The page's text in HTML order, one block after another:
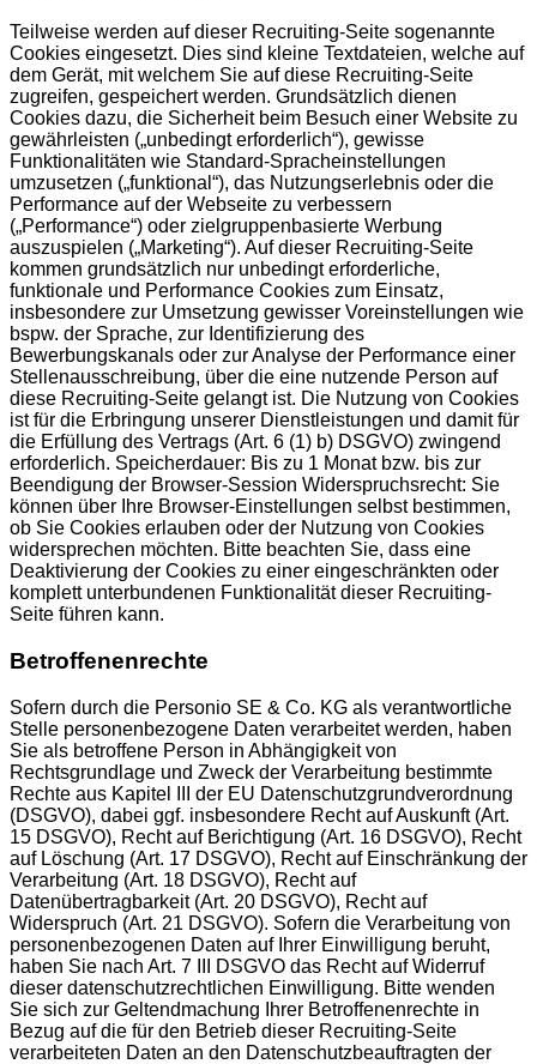
Teilweise werden auf dieser Recruiting-Seite sogenannte
Cookies eingesetzt. Dies sind kleine Textdateien, welche auf
dem Gerät, mit welchem Sie auf diese Recruiting-Seite
zugreifen, gespeichert werden. Grundsätzlich dienen
Cookies dazu, die Sicherheit beim Besuch einer Website zu
gewährleisten („unbedingt erforderlich“), gewisse
Funktionalitäten wie Standard-Spracheinstellungen
umzusetzen („funktional“), das Nutzungserlebnis oder die
Performance auf der Webseite zu verbessern
(„Performance“) oder zielgruppenbasierte Werbung
auszuspielen („Marketing“). Auf dieser Recruiting-Seite
kommen grundsätzlich nur unbedingt erforderliche,
funktionale und Performance Cookies zum Einsatz,
insbesondere zur Umsetzung gewisser Voreinstellungen wie
bspw. der Sprache, zur Identifizierung des
Bewerbungskanals oder zur Analyse der Performance einer
Stellenausschreibung, über die eine nutzende Person auf
diese Recruiting-Seite gelangt ist. Die Nutzung von Cookies
ist für die Erbringung unserer Dienstleistungen und damit für
die Erfüllung des Vertrags (Art. 6 (1) b) DSGVO) zwingend
erforderlich. Speicherdauer: Bis zu 1 Monat bzw. bis zur
Beendigung der Browser-Session Widerspruchsrecht: Sie
können über Ihre Browser-Einstellungen selbst bestimmen,
ob Sie Cookies erlauben oder der Nutzung von Cookies
widersprechen möchten. Bitte beachten Sie, dass eine
Deaktivierung der Cookies zu einer eingeschränkten oder
komplett unterbundenen Funktionalität dieser Recruiting-
Seite führen kann.
Betroffenenrechte
Sofern durch die Personio SE & Co. KG als verantwortliche
Stelle personenbezogene Daten verarbeitet werden, haben
Sie als betroffene Person in Abhängigkeit von
Rechtsgrundlage und Zweck der Verarbeitung bestimmte
Rechte aus Kapitel III der EU Datenschutzgrundverordnung
(DSGVO), dabei ggf. insbesondere Recht auf Auskunft (Art.
15 DSGVO), Recht auf Berichtigung (Art. 16 DSGVO), Recht
auf Löschung (Art. 17 DSGVO), Recht auf Einschränkung der
Verarbeitung (Art. 18 DSGVO), Recht auf
Datenübertragbarkeit (Art. 20 DSGVO), Recht auf
Widerspruch (Art. 21 DSGVO). Sofern die Verarbeitung von
personenbezogenen Daten auf Ihrer Einwilligung beruht,
haben Sie nach Art. 7 III DSGVO das Recht auf Widerruf
dieser datenschutzrechtlichen Einwilligung. Bitte wenden
Sie sich zur Geltendmachung Ihrer Betroffenenrechte in
Bezug auf die für den Betrieb dieser Recruiting-Seite
verarbeiteten Daten an den Datenschutzbeauftragten der